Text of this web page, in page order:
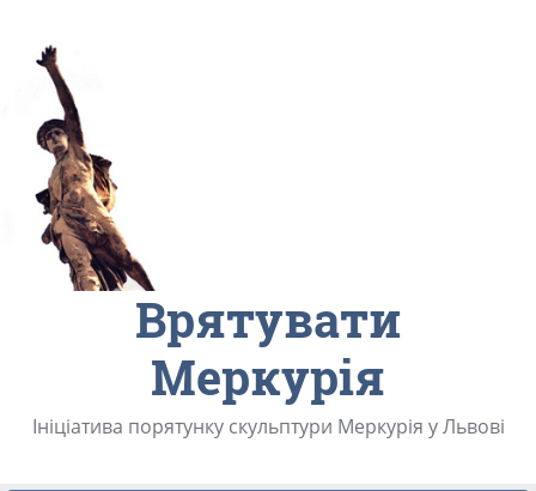
Врятувати
Меркурія
Ініціатива порятунку скульптури Меркурія у Львові